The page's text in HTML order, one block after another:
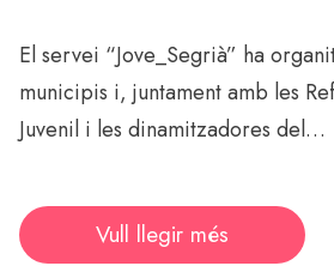
El servei “Jove_Segrià” ha
municipis i, juntament amb les
Juvenil i les dinamitzadores del…
Vull llegir més